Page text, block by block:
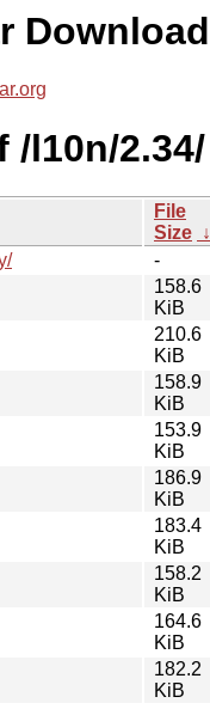
Download
/l10n/2.34/
File
Size ↓
-
158.6
KiB
210.6
KiB
158.9
KiB
153.9
KiB
186.9
KiB
183.4
KiB
158.2
KiB
164.6
KiB
182.2
KiB